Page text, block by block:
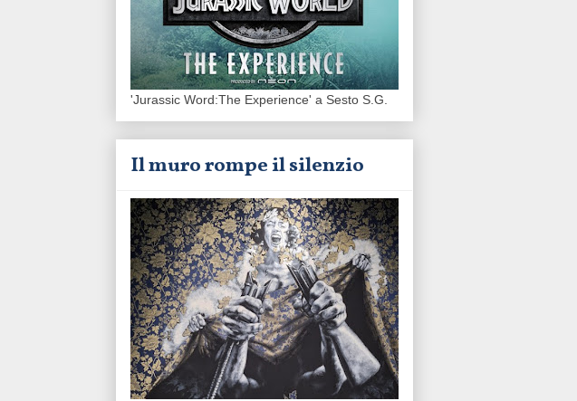
'Jurassic Word:The Experience' a Sesto S.G.
Il muro rompe il silenzio